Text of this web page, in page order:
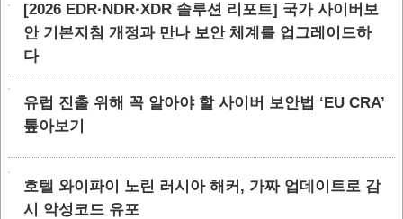
[2026 EDR·NDR·XDR 솔루션 리포트] 국가 사이버보
안 기본지침 개정과 만나 보안 체계를 업그레이드하
다
유럽 진출 위해 꼭 알아야 할 사이버 보안법 ‘EU CRA’
톺아보기
호텔 와이파이 노린 러시아 해커, 가짜 업데이트로 감
시 악성코드 유포